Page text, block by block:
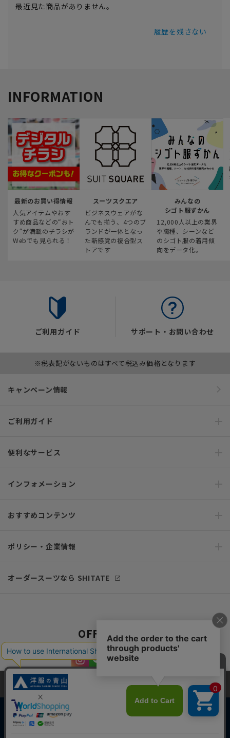
最近見た商品がありません。
履歴を残さない
INFORMATION
最新のお買い得情報
人気アイテムやおす
すめ商品などの“おト
ク“が満載のチラシが
Webでも見られる！
スーツスクエア
ビジネスウェアがな
んでも揃う、4つのブ
ランドが一体となっ
た新感覚の複合型ス
トアです
みんなの
シゴト服ずかん
12,000人以上の業界
や職種、シーンなど
のシゴト服の着用傾
向をデータ化。
ご利用ガイド サポート・お問い合わせ
※税表記がないものはすべて税込み価格となります
キャンペーン情報
ご利用ガイド
便利なサービス
インフォメーション
おすすめコンテンツ
ポリシー・企業情報
オーダースーツなら SHITATE
OFFICIAL SNS
当サイトでは、快適な閲覧体験とコンテンツ改善のためにCookieを使用
しています。閲覧を続けることで、Cookieの使用に同意したものとみな
します。詳細については